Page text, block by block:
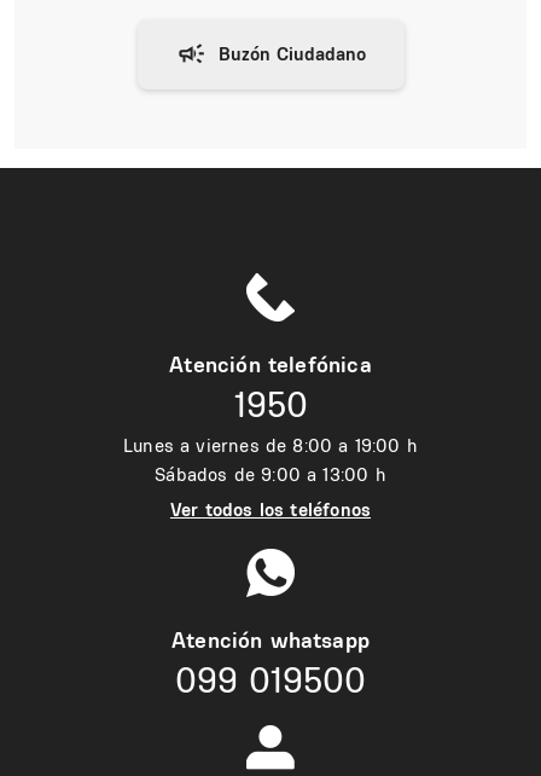
Atención telefónica
1950
Lunes a viernes de 8:00 a 19:00 h
Sábados de 9:00 a 13:00 h
Ver todos los teléfonos
Atención whatsapp
099 019500